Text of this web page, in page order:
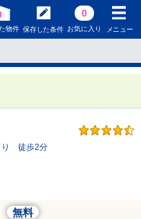
物件 保存した条件
0
お気に入り メニュー
り 徒歩2分
無料